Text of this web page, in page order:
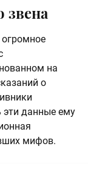
звена
на
о
эти данные ему
мифов.